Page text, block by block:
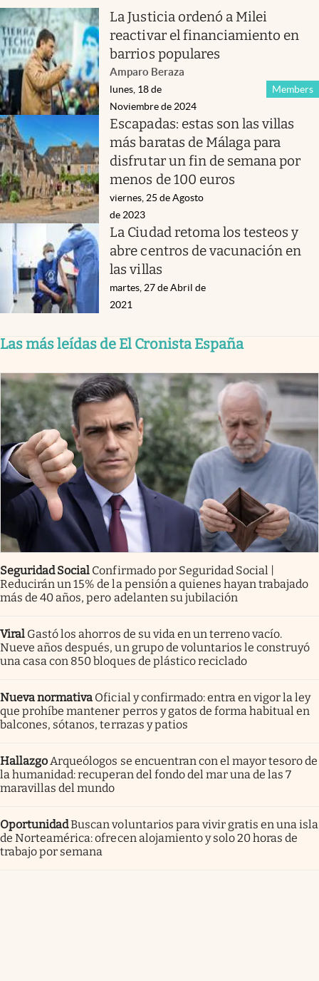
La Justicia ordenó a Milei
reactivar el financiamiento en
barrios populares
Amparo Beraza
Members
lunes, 18 de
Noviembre de 2024
Escapadas: estas son las villas
más baratas de Málaga para
disfrutar un fin de semana por
menos de 100 euros
viernes, 25 de Agosto
de 2023
La Ciudad retoma los testeos y
abre centros de vacunación en
las villas
martes, 27 de Abril de
2021
Las más leídas de El Cronista España
Seguridad Social Confirmado por Seguridad Social |
Reducirán un 15% de la pensión a quienes hayan trabajado
más de 40 años, pero adelanten su jubilación
Viral Gastó los ahorros de su vida en un terreno vacío.
Nueve años después, un grupo de voluntarios le construyó
una casa con 850 bloques de plástico reciclado
Nueva normativa Oficial y confirmado: entra en vigor la ley
que prohíbe mantener perros y gatos de forma habitual en
balcones, sótanos, terrazas y patios
Hallazgo Arqueólogos se encuentran con el mayor tesoro de
la humanidad: recuperan del fondo del mar una de las 7
maravillas del mundo
OportunidadBuscan voluntarios para vivir gratis en una isla
de Norteamérica: ofrecen alojamiento y solo 20 horas de
trabajo por semana